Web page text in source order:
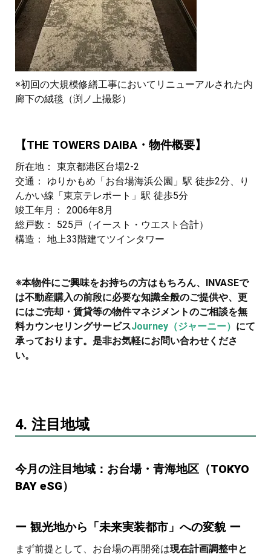
※初回の大規模修繕工事においてリニューアルされた内
廊下の絨毯（渕ノ上撮影）
【THE TOWERS DAIBA・物件概要】
所在地： 東京都港区台場2-2
交通： ゆりかもめ「お台場海浜公園」駅 徒歩2分、り
んかい線「東京テレポート」駅 徒歩5分
竣工年月： 2006年8月
総戸数： 525戸（イースト・ウエスト合計）
構造： 地上33階建てツインタワー
※本物件にご興味をお持ちの方はもちろん、INVASEで
は不動産購入の前段に必要な知識全般のご提供や、更
にはご売却・賃貸等の物件マネジメントのご相談を無
料カウンセリングサービスJourney（ジャーニー） にて
承っております。是非お気軽にお問い合わせくださ
い。
4. 注目地域
今月の注目地域：お台場・青海地区（TOKYO
BAY eSG）
ー 観光地から「未来実装都市」への変貌 ー
まず前提として、お台場の再開発は現在計画調整中と